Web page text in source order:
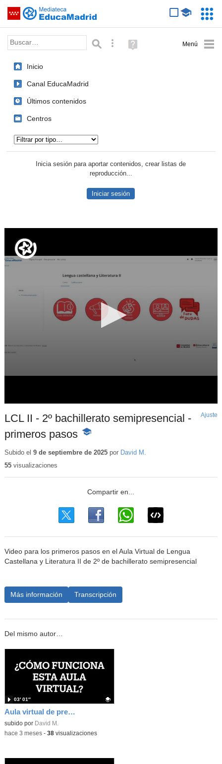
Saltar navegación
Palabra o frase: Búsqueda avanzada
Ayuda
(en
Inicio
Canal EducaMadrid
Últimos contenidos
Centros
Inicia sesión para aportar contenidos, crear listas de
reproducción...
Iniciar sesión
LCL II - 2º bachillerato semipresencial -
primeros pasos -
educativo
Ajuste
Subido el 9 de septiembre de 2025por David M.
55visualizaciones
Video para los primeros pasos en el Aula Virtual de Lengua
Castellana y Literatura II de 2º de bachillerato semipresencial
Más información Transcripción
Del mismo autor…
Aula virtual de preparación del examen de lengua para la selectividad
Contenido educativo.
subido por David M.
03′ 01″
-hace 3 meses- 38visualizaciones